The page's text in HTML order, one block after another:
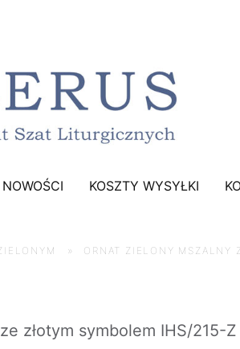
NOWOŚCI KOSZTY WYSYŁKI
» ORNAT ZIELONY MSZALNY
złotym symbolem IHS/215-Z